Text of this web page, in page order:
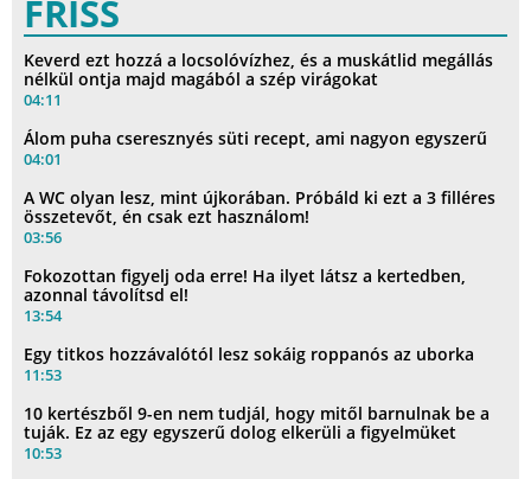
FRISS
Keverd ezt hozzá a locsolóvízhez, és a muskátlid megállás
nélkül ontja majd magából a szép virágokat
04:11
Álom puha cseresznyés süti recept, ami nagyon egyszerű
04:01
A WC olyan lesz, mint újkorában. Próbáld ki ezt a 3 filléres
összetevőt, én csak ezt használom!
03:56
Fokozottan figyelj oda erre! Ha ilyet látsz a kertedben,
azonnal távolítsd el!
13:54
Egy titkos hozzávalótól lesz sokáig roppanós az uborka
11:53
10 kertészből 9-en nem tudjál, hogy mitől barnulnak be a
tuják. Ez az egy egyszerű dolog elkerüli a figyelmüket
10:53